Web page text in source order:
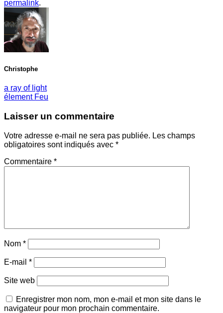
permalink.
Christophe
a ray of light
élement Feu
Laisser un commentaire
Votre adresse e-mail ne sera pas publiée. Les champs
obligatoires sont indiqués avec *
Commentaire *
Nom *
E-mail *
Site web
Enregistrer mon nom, mon e-mail et mon site dans le
navigateur pour mon prochain commentaire.